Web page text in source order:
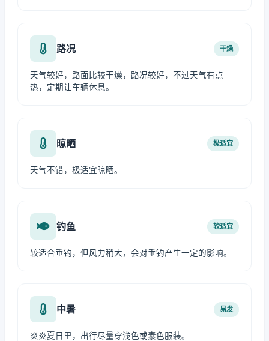
路况 干燥
天气较好，路面比较干燥，路况较好，不过天气有点
热，定期让车辆休息。
晾晒 极适宜
天气不错，极适宜晾晒。
钓鱼 较适宜
较适合垂钓，但风力稍大，会对垂钓产生一定的影响。
中暑 易发
炎炎夏日里，出行尽量穿浅色或素色服装。